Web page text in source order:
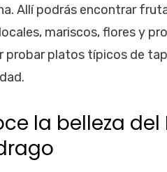
Allí podrás encontrar
mariscos, flores y
probar platos típicos de
la belleza